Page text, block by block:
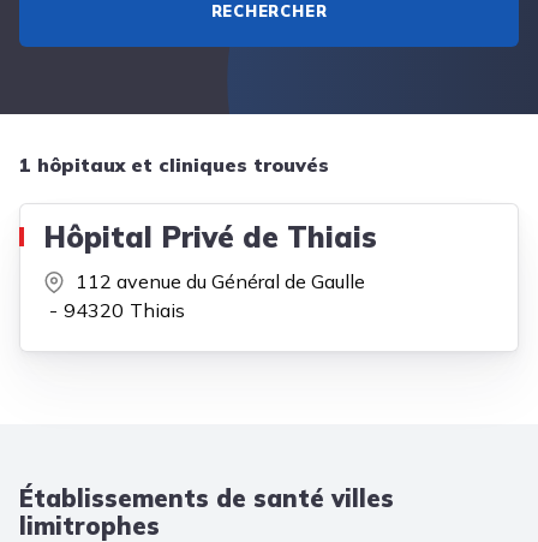
RECHERCHER
1 hôpitaux et cliniques trouvés
Hôpital Privé de Thiais
112 avenue du Général de Gaulle
94320 Thiais
Établissements de santé villes
limitrophes